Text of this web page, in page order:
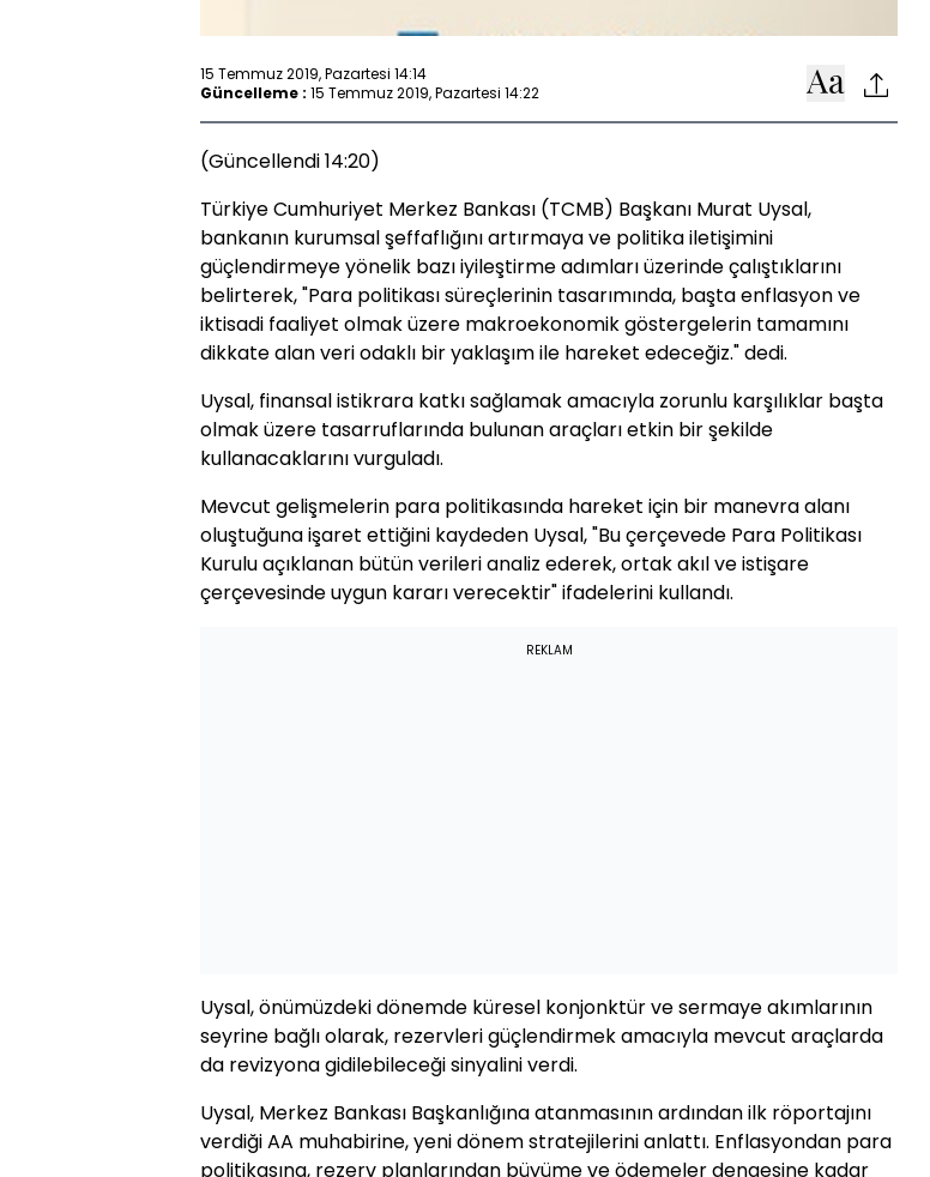
15 Temmuz 2019, Pazartesi 14:14
Güncelleme : 15 Temmuz 2019, Pazartesi 14:22
(Güncellendi 14:20)
Türkiye Cumhuriyet Merkez Bankası (TCMB) Başkanı Murat Uysal,
bankanın kurumsal şeffaflığını artırmaya ve politika iletişimini
güçlendirmeye yönelik bazı iyileştirme adımları üzerinde çalıştıklarını
belirterek, "Para politikası süreçlerinin tasarımında, başta enflasyon ve
iktisadi faaliyet olmak üzere makroekonomik göstergelerin tamamını
dikkate alan veri odaklı bir yaklaşım ile hareket edeceğiz." dedi.
Uysal, finansal istikrara katkı sağlamak amacıyla zorunlu karşılıklar başta
olmak üzere tasarruflarında bulunan araçları etkin bir şekilde
kullanacaklarını vurguladı.
Mevcut gelişmelerin para politikasında hareket için bir manevra alanı
oluştuğuna işaret ettiğini kaydeden Uysal, "Bu çerçevede Para Politikası
Kurulu açıklanan bütün verileri analiz ederek, ortak akıl ve istişare
çerçevesinde uygun kararı verecektir" ifadelerini kullandı.
REKLAM
Uysal, önümüzdeki dönemde küresel konjonktür ve sermaye akımlarının
seyrine bağlı olarak, rezervleri güçlendirmek amacıyla mevcut araçlarda
da revizyona gidilebileceği sinyalini verdi.
Uysal, Merkez Bankası Başkanlığına atanmasının ardından ilk röportajını
verdiği AA muhabirine, yeni dönem stratejilerini anlattı. Enflasyondan para
politikasına, rezerv planlarından büyüme ve ödemeler dengesine kadar